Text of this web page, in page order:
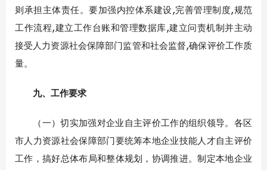
则承担主体责任。要加强内控体系建设,完善管理制度,规范
工作流程,建立工作台账和管理数据库,建立问责机制并主动
接受人力资源社会保障部门监管和社会监督,确保评价工作质
量。
九、工作要求
（一）切实加强对企业自主评价工作的组织领导。各区
市人力资源社会保障部门要统筹本地企业技能人才自主评价
工作，搞好总体布局和整体规划，协调推进。制定本地企业